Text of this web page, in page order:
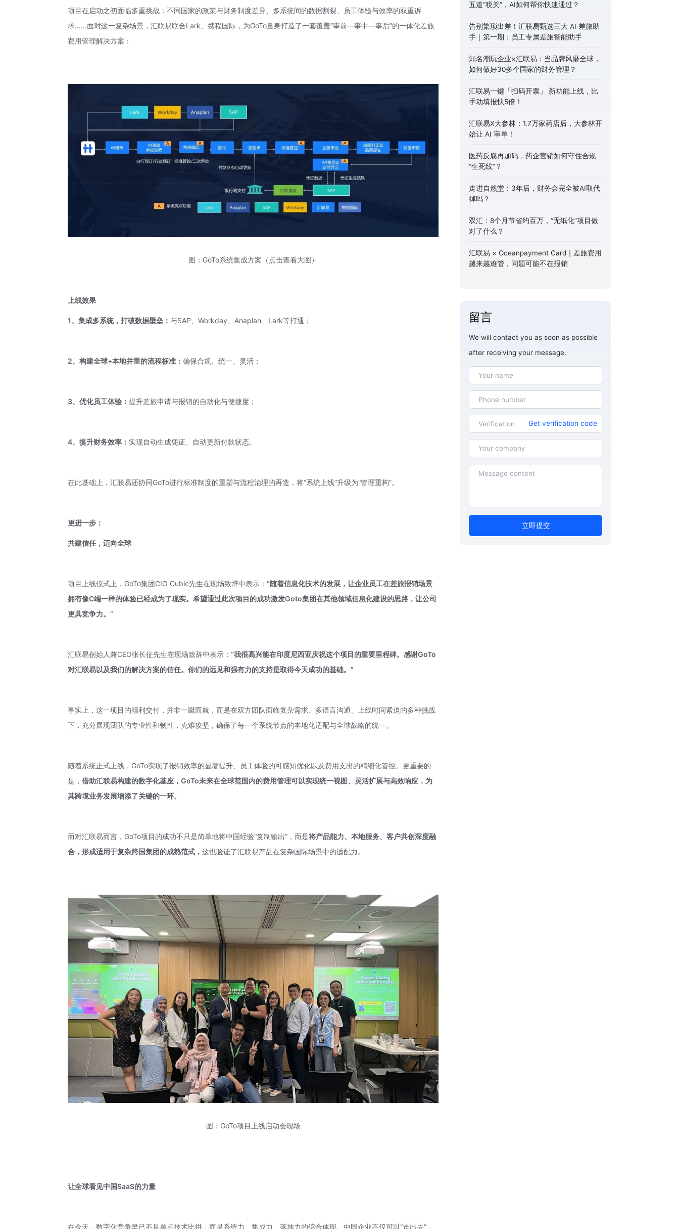
项目在启动之初面临多重挑战：不同国家的政策与财务制度差异、多系统间的数据割裂、员工体验与效率的双重诉
求……面对这一复杂场景，汇联易联合Lark、携程国际，为GoTo量身打造了一套覆盖“事前—事中—事后”的一体化差旅
费用管理解决方案：
图：GoTo系统集成方案（点击查看大图）
上线效果
1、集成多系统，打破数据壁垒：与SAP、Workday、Anaplan、Lark等打通；
2、构建全球+本地并重的流程标准：确保合规、统一、灵活；
3、优化员工体验：提升差旅申请与报销的自动化与便捷度；
4、提升财务效率： 实现自动生成凭证、自动更新付款状态。
在此基础上，汇联易还协同GoTo进行标准制度的重塑与流程治理的再造，将“系统上线”升级为“管理重构”。
更进一步：
共建信任，迈向全球
项目上线仪式上，GoTo集团CIO Cubic先生在现场致辞中表示：“随着信息化技术的发展，让企业员工在差旅报销场景
拥有像C端一样的体验已经成为了现实。希望通过此次项目的成功激发Goto集团在其他领域信息化建设的思路，让公司
更具竞争力。”
汇联易创始人兼CEO张长征先生在现场致辞中表示：“我很高兴能在印度尼西亚庆祝这个项目的重要里程碑。感谢GoTo
对汇联易以及我们的解决方案的信任。你们的远见和强有力的支持是取得今天成功的基础。”
事实上，这一项目的顺利交付，并非一蹴而就，而是在双方团队面临复杂需求、多语言沟通、上线时间紧迫的多种挑战
下，充分展现团队的专业性和韧性，克难攻坚，确保了每一个系统节点的本地化适配与全球战略的统一。
随着系统正式上线，GoTo实现了报销效率的显著提升、员工体验的可感知优化以及费用支出的精细化管控。更重要的
是，借助汇联易构建的数字化基座，GoTo未来在全球范围内的费用管理可以实现统一视图、灵活扩展与高效响应，为
其跨境业务发展增添了关键的一环。
而对汇联易而言，GoTo项目的成功不只是简单地将中国经验“复制输出”，而是将产品能力、本地服务、客户共创深度融
合，形成适用于复杂跨国集团的成熟范式，这也验证了汇联易产品在复杂国际场景中的适配力。
图：GoTo项目上线启动会现场
让全球看见中国SaaS的力量
在今天，数字化竞争早已不是单点技术比拼，而是系统力、集成力、落地力的综合体现。中国企业不仅可以“走出去”，
五道“税关”，AI如何帮你快速通过？
告别繁琐出差！汇联易甄选三大 AI 差旅助
手｜第一期：员工专属差旅智能助手
知名潮玩企业×汇联易：当品牌风靡全球，
如何做好30多个国家的财务管理？
汇联易一键「扫码开票」 新功能上线，比
手动填报快5倍！
汇联易X大参林：1.7万家药店后，大参林开
始让 AI 审单！
医药反腐再加码，药企营销如何守住合规
“生死线”？
走进自然堂：3年后，财务会完全被AI取代
掉吗？
双汇：8个月节省约百万，“无纸化”项目做
对了什么？
汇联易 × Oceanpayment Card｜差旅费用
越来越难管，问题可能不在报销
留言
We will contact you as soon as possible
after receiving your message.
Get verification code
立即提交